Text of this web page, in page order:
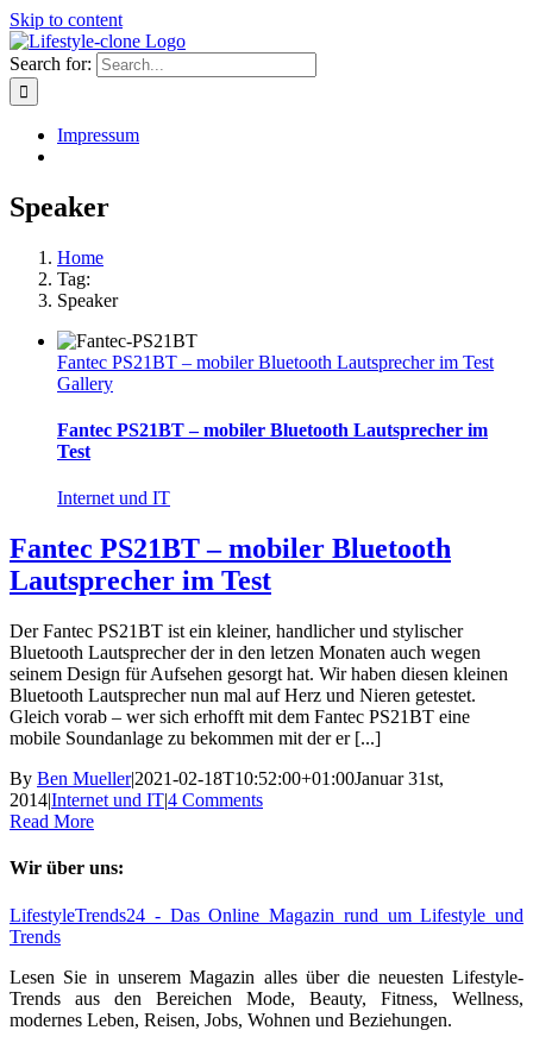
Skip to content
Search for:
Impressum
Speaker
Home
Tag:
Speaker
Fantec PS21BT – mobiler Bluetooth Lautsprecher im Test
Gallery
Fantec PS21BT – mobiler Bluetooth Lautsprecher im
Test
Internet und IT
Fantec PS21BT – mobiler Bluetooth
Lautsprecher im Test
Der Fantec PS21BT ist ein kleiner, handlicher und stylischer
Bluetooth Lautsprecher der in den letzen Monaten auch wegen
seinem Design für Aufsehen gesorgt hat. Wir haben diesen kleinen
Bluetooth Lautsprecher nun mal auf Herz und Nieren getestet.
Gleich vorab – wer sich erhofft mit dem Fantec PS21BT eine
mobile Soundanlage zu bekommen mit der er [...]
By Ben Mueller|2021-02-18T10:52:00+01:00Januar 31st,
2014|Internet und IT|4 Comments
Read More
Wir über uns:
LifestyleTrends24 - Das Online Magazin rund um Lifestyle und
Trends
Lesen Sie in unserem Magazin alles über die neuesten Lifestyle-
Trends aus den Bereichen Mode, Beauty, Fitness, Wellness,
modernes Leben, Reisen, Jobs, Wohnen und Beziehungen.